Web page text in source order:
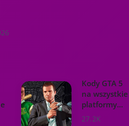
Kody GTA 5
na wszystkie
platformy...
27.2K